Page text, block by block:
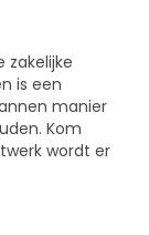
zakelijke
is een
manier
Kom
wordt er